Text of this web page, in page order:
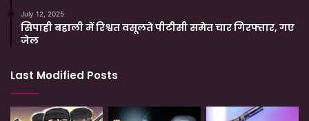
July 12, 2025
सिपाही बहाली में रिश्वत वसूलते पीटीसी समेत चार गिरफ्तार, गए
जेल
Last Modified Posts